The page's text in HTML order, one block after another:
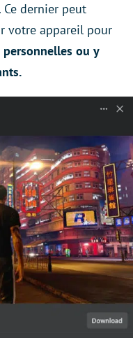
dernier peut
votre appareil pour
ou y